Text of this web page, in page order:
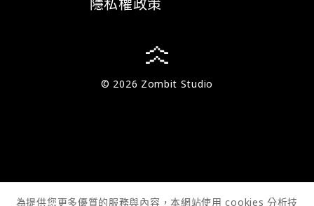
隱私權政策
© 2026 Zombit Studio
為提供您更多優質的服務與內容，本網站使用 cookies 分析技